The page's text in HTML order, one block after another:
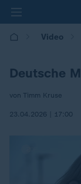
Video
Deutsche
von Timm Kruse
23.04.2026 | 17:00